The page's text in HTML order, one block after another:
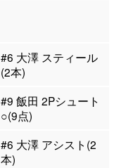
#6 大澤 スティール
(2本)
#9 飯田 2Pシュート
○(9点)
#6 大澤 アシスト(2
本)